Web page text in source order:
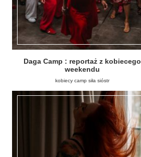
Daga Camp : reportaż z kobiecego
weekendu
kobiecy camp siła sióstr